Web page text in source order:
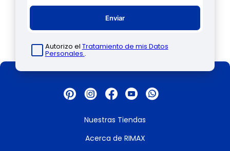
Enviar
Autorizo el Tratamiento de mis Datos
Personales..
Nuestras Tiendas
Acerca de RIMAX